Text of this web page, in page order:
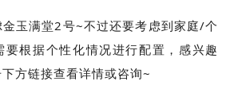
玉满堂2号~不过还要考虑到家庭/个
要根据个性化情况进行配置，感兴趣
方链接查看详情或咨询~